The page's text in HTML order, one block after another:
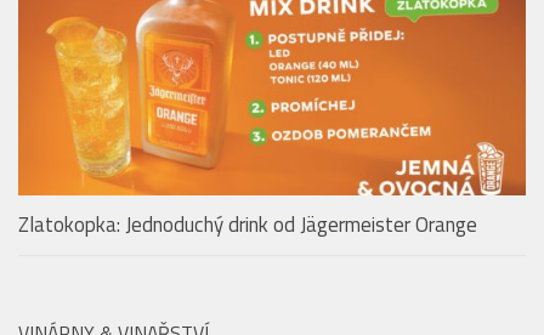
Zlatokopka: Jednoduchý drink od Jägermeister Orange